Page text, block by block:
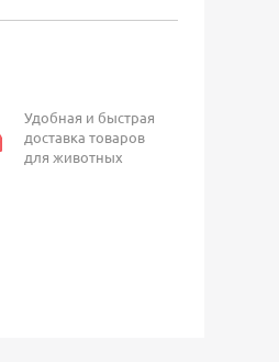
Удобная и быстрая
доставка товаров
для животных